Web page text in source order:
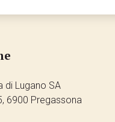
di Lugano SA
6900 Pregassona